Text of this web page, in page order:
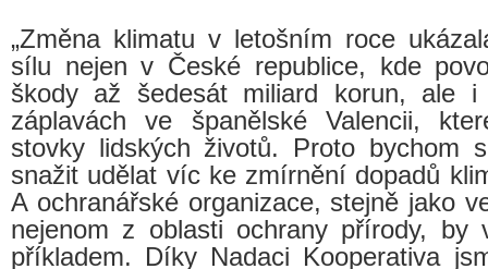
„Změna klimatu v letošním roce
sílu nejen v České republice, kde
škody až šedesát miliard korun, ale i
záplavách ve španělské Valencii,
stovky lidských životů. Proto bychom
snažit udělat víc ke zmírnění dopadů
A ochranářské organizace, stejně jako
nejenom z oblasti ochrany přírody,
příkladem. Díky Nadaci Kooperativa